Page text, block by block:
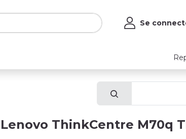
Se
Lenovo ThinkCentre M70q